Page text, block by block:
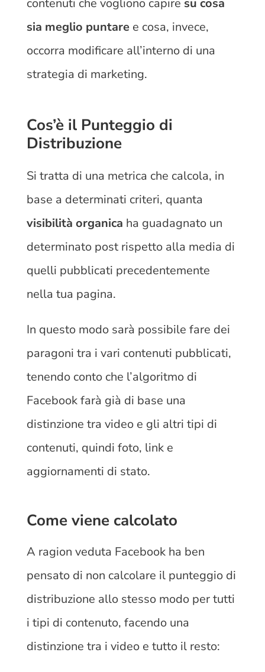
contenuti che vogliono capire su cosa
sia meglio puntare e cosa, invece,
occorra modificare all’interno di una
strategia di marketing.
Cos’è il Punteggio di
Distribuzione
Si tratta di una metrica che calcola, in
base a determinati criteri, quanta
visibilità organica ha guadagnato un
determinato post rispetto alla media di
quelli pubblicati precedentemente
nella tua pagina.
In questo modo sarà possibile fare dei
paragoni tra i vari contenuti pubblicati,
tenendo conto che l’algoritmo di
Facebook farà già di base una
distinzione tra video e gli altri tipi di
contenuti, quindi foto, link e
aggiornamenti di stato.
Come viene calcolato
A ragion veduta Facebook ha ben
pensato di non calcolare il punteggio di
distribuzione allo stesso modo per tutti
i tipi di contenuto, facendo una
distinzione tra i video e tutto il resto: